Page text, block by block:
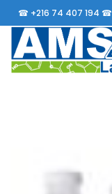
Passer
au
contenu
☎ +216 74 407 194 ☎